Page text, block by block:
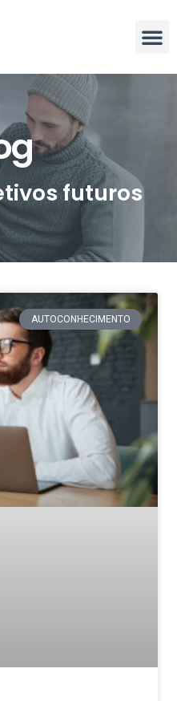
futuros
AUTOCONHECIMENTO